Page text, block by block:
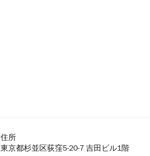
住所
東京都杉並区荻窪5-20-7 吉田ビル1階